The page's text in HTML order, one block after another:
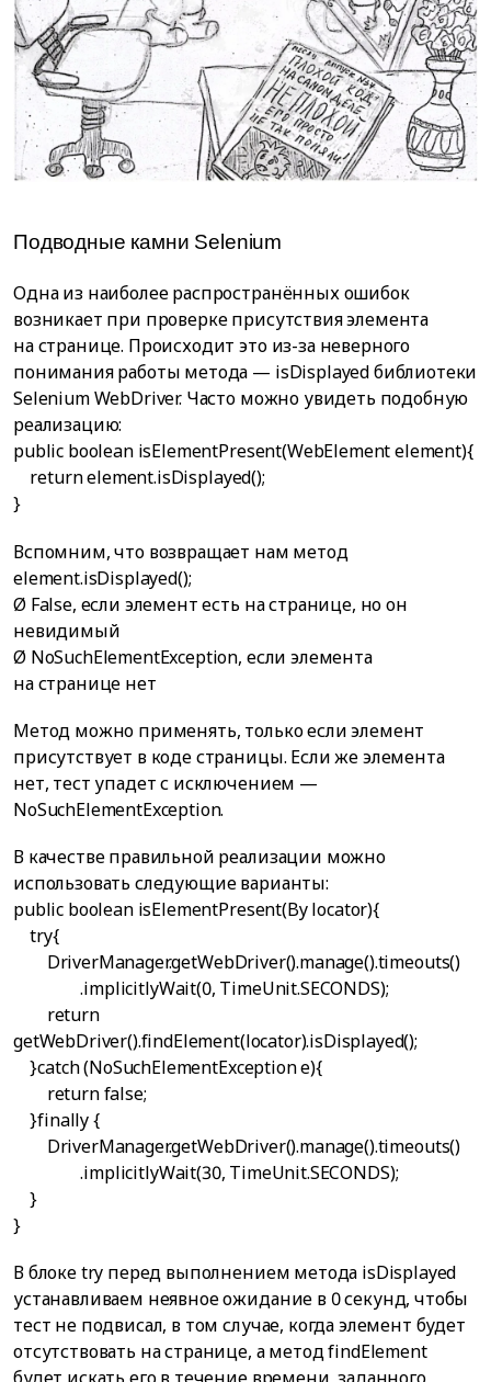
Подводные камни Selenium
Одна из наиболее распространённых ошибок
возникает при проверке присутствия элемента
на странице. Происходит это из-за неверного
понимания работы метода — isDisplayed библиотеки
Selenium WebDriver. Часто можно увидеть подобную
реализацию:
public boolean isElementPresent(WebElement element){
return element.isDisplayed();
}
Вспомним, что возвращает нам метод
element.isDisplayed();
Ø False, если элемент есть на странице, но он
невидимый
Ø NoSuchElementException, если элемента
на странице нет
Метод можно применять, только если элемент
присутствует в коде страницы. Если же элемента
нет, тест упадет с исключением —
NoSuchElementException.
В качестве правильной реализации можно
использовать следующие варианты:
public boolean isElementPresent(By locator){
try{
DriverManager.getWebDriver().manage().timeouts()
.implicitlyWait(0, TimeUnit.SECONDS);
return
getWebDriver().findElement(locator).isDisplayed();
}catch (NoSuchElementException e){
return false;
}finally {
DriverManager.getWebDriver().manage().timeouts()
.implicitlyWait(30, TimeUnit.SECONDS);
}
}
В блоке try перед выполнением метода isDisplayed
устанавливаем неявное ожидание в 0 секунд, чтобы
тест не подвисал, в том случае, когда элемент будет
отсутствовать на странице, а метод findElement